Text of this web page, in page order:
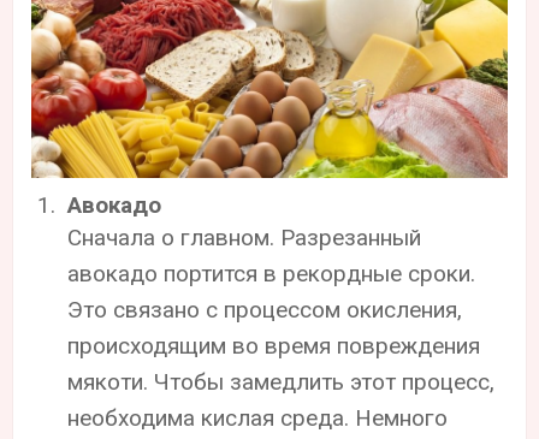
Авокадо
Сначала о главном. Разрезанный
авокадо портится в рекордные сроки.
Это связано с процессом окисления,
происходящим во время повреждения
мякоти. Чтобы замедлить этот процесс,
необходима кислая среда. Немного